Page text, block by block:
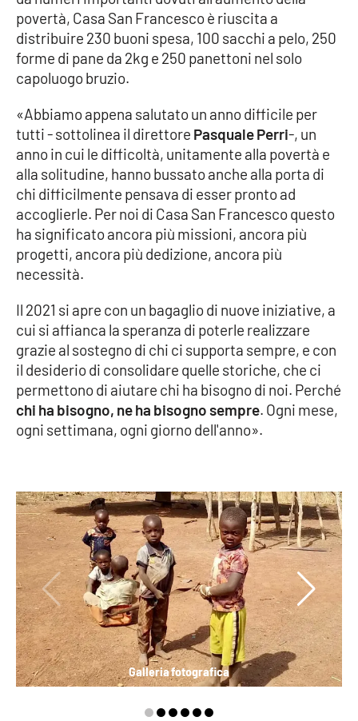
EDIZIONI
LOCALI
Crotone
Vibo Valentia
Reggio Calabria
Cosenza
Lamezia Terme
PROGETTI
SPECIALI
Buona Sanità Calabria
Destinazioni
Eventi
Food
Storie
LAC
NETWORK
povertà, Casa San Francesco è riuscita a
distribuire 230 buoni spesa, 100 sacchi a pelo, 250
forme di pane da 2kg e 250 panettoni nel solo
capoluogo bruzio.
«Abbiamo appena salutato un anno difficile per
tutti - sottolinea il direttore Pasquale Perri-, un
anno in cui le difficoltà, unitamente alla povertà e
alla solitudine, hanno bussato anche alla porta di
chi difficilmente pensava di esser pronto ad
accoglierle. Per noi di Casa San Francesco questo
ha significato ancora più missioni, ancora più
progetti, ancora più dedizione, ancora più
necessità.
Il 2021 si apre con un bagaglio di nuove iniziative, a
cui si affianca la speranza di poterle realizzare
grazie al sostegno di chi ci supporta sempre, e con
il desiderio di consolidare quelle storiche, che ci
permettono di aiutare chi ha bisogno di noi. Perché
chi ha bisogno, ne ha bisogno sempre. Ogni mese,
ogni settimana, ogni giorno dell'anno».
Galleria fotografica